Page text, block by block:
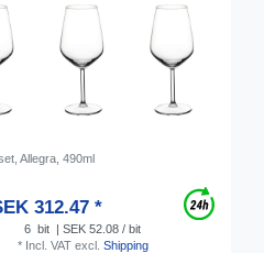
Allegra, 490ml
312.47 *
6 bit | SEK 52.08 / bit
* Incl. VATexcl. Shipping